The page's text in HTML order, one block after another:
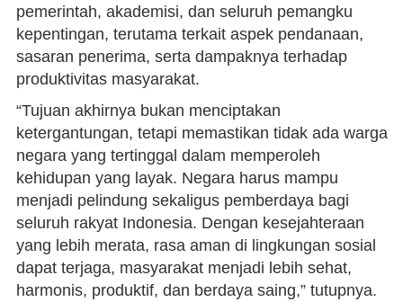
pemerintah, akademisi, dan seluruh pemangku
kepentingan, terutama terkait aspek pendanaan,
sasaran penerima, serta dampaknya terhadap
produktivitas masyarakat.
“Tujuan akhirnya bukan menciptakan
ketergantungan, tetapi memastikan tidak ada warga
negara yang tertinggal dalam memperoleh
kehidupan yang layak. Negara harus mampu
menjadi pelindung sekaligus pemberdaya bagi
seluruh rakyat Indonesia. Dengan kesejahteraan
yang lebih merata, rasa aman di lingkungan sosial
dapat terjaga, masyarakat menjadi lebih sehat,
harmonis, produktif, dan berdaya saing,” tutupnya.